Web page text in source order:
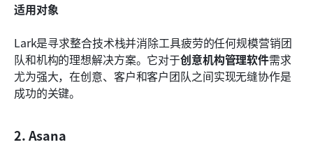
适用对象
Lark是寻求整合技术栈并消除工具疲劳的任何规模营销团
队和机构的理想解决方案。它对于创意机构管理软件需求
尤为强大，在创意、客户和客户团队之间实现无缝协作是
成功的关键。
2. Asana